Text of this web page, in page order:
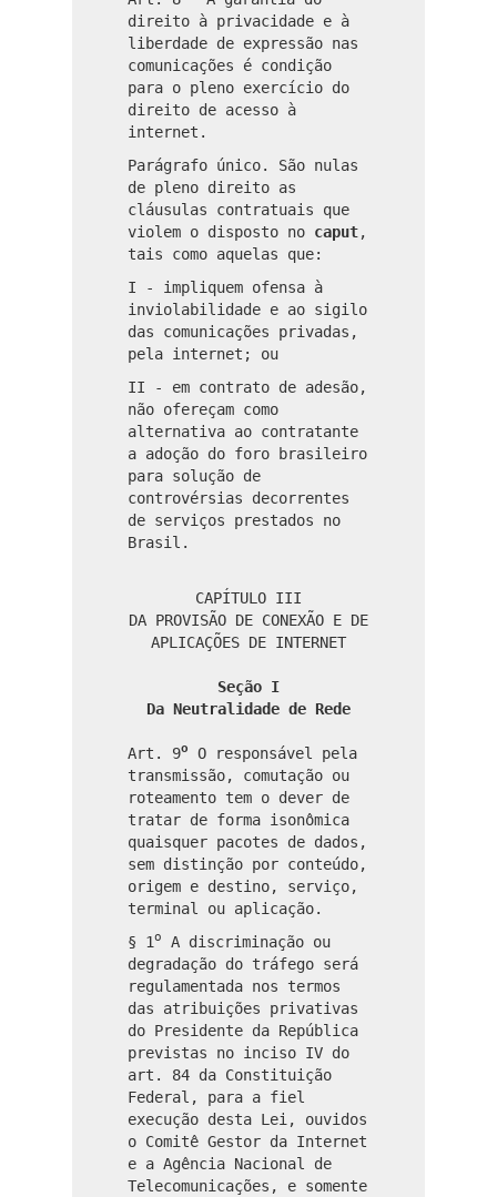
direito à privacidade e à
liberdade de expressão nas
comunicações é condição
para o pleno exercício do
direito de acesso à
internet.
Parágrafo único. São nulas
de pleno direito as
cláusulas contratuais que
violem o disposto no caput,
tais como aquelas que:
I - impliquem ofensa à
inviolabilidade e ao sigilo
das comunicações privadas,
pela internet; ou
II - em contrato de adesão,
não ofereçam como
alternativa ao contratante
a adoção do foro brasileiro
para solução de
controvérsias decorrentes
de serviços prestados no
Brasil.
CAPÍTULO III
DA PROVISÃO DE CONEXÃO E DE
APLICAÇÕES DE INTERNET
Seção I
Da Neutralidade de Rede
Art. 9o
O responsável pela
transmissão, comutação ou
roteamento tem o dever de
tratar de forma isonômica
quaisquer pacotes de dados,
sem distinção por conteúdo,
origem e destino, serviço,
terminal ou aplicação.
§ 1o
A discriminação ou
degradação do tráfego será
regulamentada nos termos
das atribuições privativas
do Presidente da República
previstas no inciso IV do
art. 84 da Constituição
Federal, para a fiel
execução desta Lei, ouvidos
o Comitê Gestor da Internet
e a Agência Nacional de
Telecomunicações, e somente